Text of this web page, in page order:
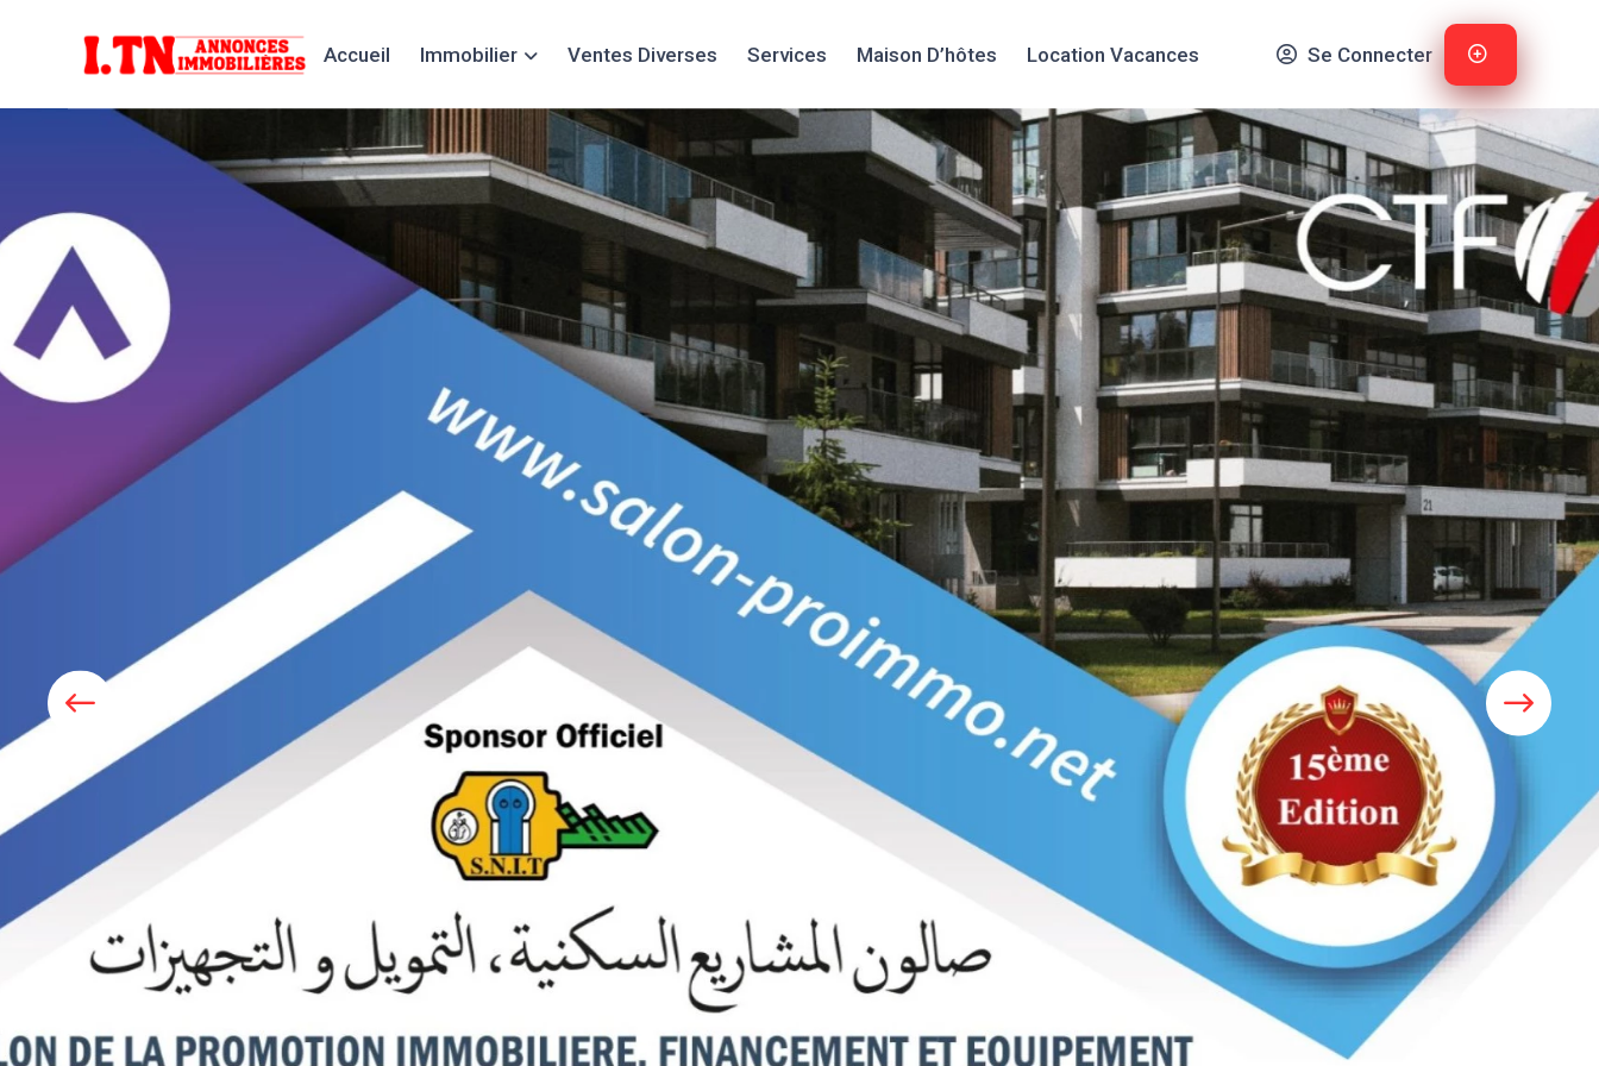
Accueil Immobilier Ventes Diverses Services Maison D’hôtes Location Vacances Se Connecter